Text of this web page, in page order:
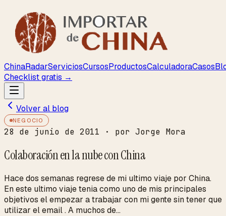
ChinaRadarServiciosCursosProductosCalculadoraCasos
Checklist gratis →
Volver al blog
NEGOCIO
28 de junio de 2011 · por Jorge Mora
Colaboración en la nube con China
Hace dos semanas regrese de mi ultimo viaje por China.
En este ultimo viaje tenia como uno de mis principales
objetivos el empezar a trabajar con mi gente sin tener que
utilizar el email . A muchos de...